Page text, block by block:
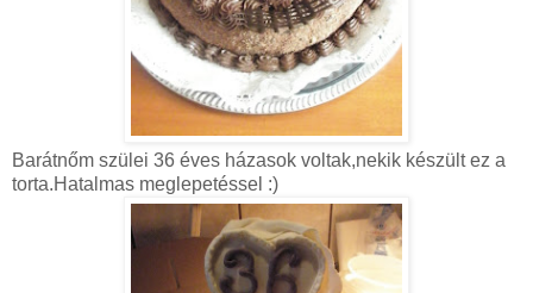
Barátnőm szülei 36 éves házasok voltak,nekik készült ez a
torta.Hatalmas meglepetéssel :)